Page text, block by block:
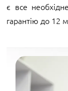
є все
гарантію до 12